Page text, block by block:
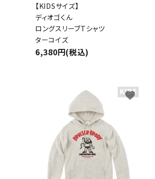
【KIDSサイズ】
ディオゴくん
ロングスリーブTシャツ
ターコイズ
6,380円(税込)
favorite